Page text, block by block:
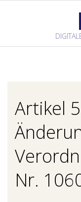
Artikel
Nr.